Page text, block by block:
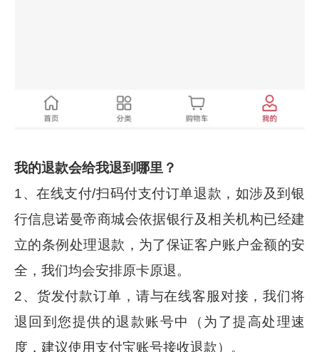
我的退款会给我退到哪里？
1、在线支付/扫码付支付订单退款，如涉及到银
行信息诺曼帝商城会依据银行及相关机构已经建
立的条例处理退款，为了保证客户账户金额的安
全，我们均会安排原卡原退。
2、货发付款订单，请与在线客服对接，我们将
退回到您提供的退款账号中（为了提高处理速
度，建议使用支付宝账号接收退款）。